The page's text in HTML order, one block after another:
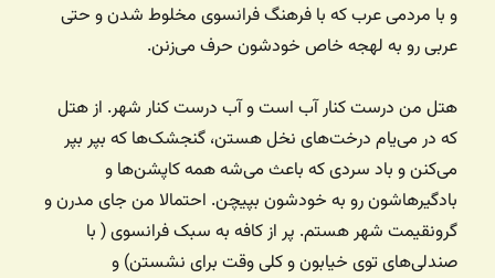
و با مردمی عرب که با فرهنگ فرانسوی مخلوط شدن و حتی
عربی رو به لهجه خاص خودشون حرف می‌زنن.
هتل من درست کنار آب است و آب درست کنار شهر. از هتل
که در می‌یام درخت‌های نخل هستن، گنجشک‌ها که بپر بپر
می‌کنن و باد سردی که باعث می‌شه همه کاپشن‌ها و
بادگیرهاشون رو به خودشون بپیچن. احتمالا من جای مدرن و
گرونقیمت شهر هستم. پر از کافه به سبک فرانسوی ( با
صندلی‌های توی خیابون و کلی وقت برای نشستن) و